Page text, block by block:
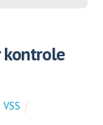
kontrole
VSS